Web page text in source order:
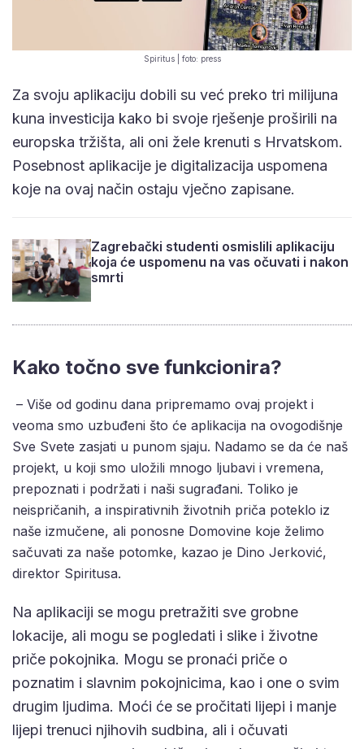
Spiritus | foto: press
Za svoju aplikaciju dobili su već preko tri milijuna
kuna investicija kako bi svoje rješenje proširili na
europska tržišta, ali oni žele krenuti s Hrvatskom.
Posebnost aplikacije je digitalizacija uspomena
koje na ovaj način ostaju vječno zapisane.
Zagrebački studenti osmislili aplikaciju
koja će uspomenu na vas očuvati i nakon
smrti
Kako točno sve funkcionira?
– Više od godinu dana pripremamo ovaj projekt i
veoma smo uzbuđeni što će aplikacija na ovogodišnje
Sve Svete zasjati u punom sjaju. Nadamo se da će naš
projekt, u koji smo uložili mnogo ljubavi i vremena,
prepoznati i podržati i naši sugrađani. Toliko je
neispričanih, a inspirativnih životnih priča poteklo iz
naše izmučene, ali ponosne Domovine koje želimo
sačuvati za naše potomke, kazao je Dino Jerković,
direktor Spiritusa.
Na aplikaciji se mogu pretražiti sve grobne
lokacije, ali mogu se pogledati i slike i životne
priče pokojnika. Mogu se pronaći priče o
poznatim i slavnim pokojnicima, kao i one o svim
drugim ljudima. Moći će se pročitati lijepi i manje
lijepi trenuci njihovih sudbina, ali i očuvati